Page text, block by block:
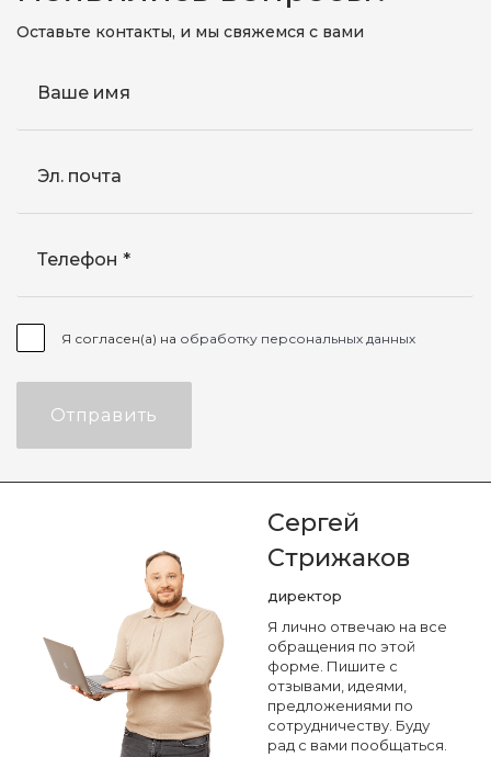
Оставьте контакты, и мы свяжемся с вами
Ваше имя
Эл. почта
Телефон
Я согласен(а) на обработку персональных данных
Отправить
Сергей
Стрижаков
директор
Я лично отвечаю на все
обращения по этой
форме. Пишите с
отзывами, идеями,
предложениями по
сотрудничеству. Буду
рад с вами пообщаться.